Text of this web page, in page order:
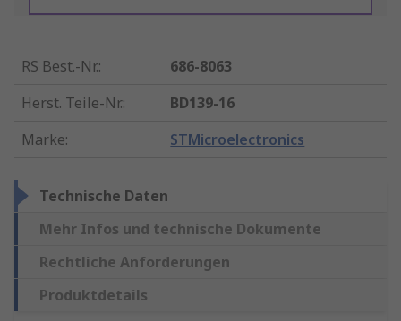
RS Best.-Nr.:
686-8063
Herst. Teile-Nr.:
BD139-16
Marke: STMicroelectronics
Technische Daten
Mehr Infos und technische Dokumente
Rechtliche Anforderungen
Produktdetails